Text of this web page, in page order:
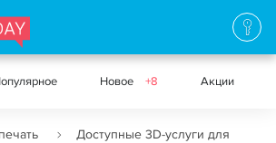
Новое +8 Акции
Доступные 3D‑услуги для